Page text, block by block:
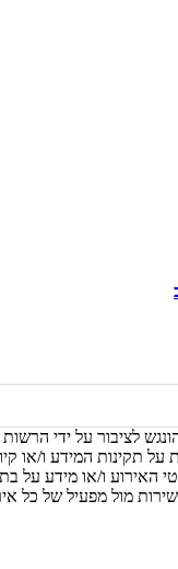
לציבור על ידי
על תקינות המידע ו/או
האירוע ו/או מידע על
מול מפעיל של כל